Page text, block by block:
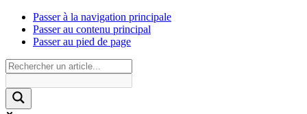
Passer à la navigation principale
Passer au contenu principal
Passer au pied de page